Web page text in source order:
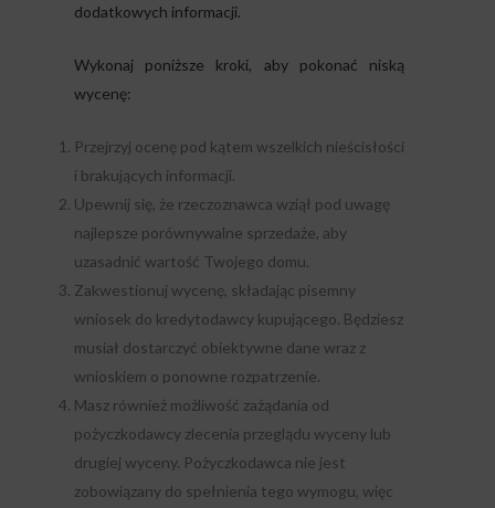
dodatkowych informacji.
Wykonaj poniższe kroki, aby pokonać niską
wycenę:
Przejrzyj ocenę pod kątem wszelkich nieścisłości
i brakujących informacji.
Upewnij się, że rzeczoznawca wziął pod uwagę
najlepsze porównywalne sprzedaże, aby
uzasadnić wartość Twojego domu.
Zakwestionuj wycenę, składając pisemny
wniosek do kredytodawcy kupującego. Będziesz
musiał dostarczyć obiektywne dane wraz z
wnioskiem o ponowne rozpatrzenie.
Masz również możliwość zażądania od
pożyczkodawcy zlecenia przeglądu wyceny lub
drugiej wyceny. Pożyczkodawca nie jest
zobowiązany do spełnienia tego wymogu, więc